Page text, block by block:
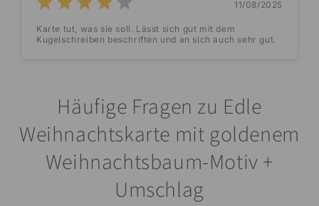
11/08/2025
Karte tut, was sie soll. Lässt sich gut mit dem
Kugelschreiben beschriften und an sich auch sehr gut.
Häufige Fragen zu Edle
Weihnachtskarte mit goldenem
Weihnachtsbaum-Motiv +
Umschlag